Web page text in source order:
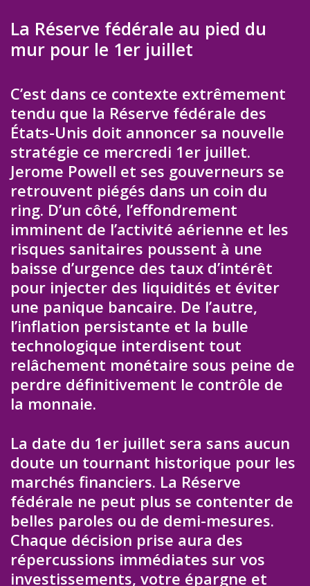
La Réserve fédérale au pied du
mur pour le 1er juillet
C’est dans ce contexte extrêmement
tendu que la Réserve fédérale des
États-Unis doit annoncer sa nouvelle
stratégie ce mercredi 1er juillet.
Jerome Powell et ses gouverneurs se
retrouvent piégés dans un coin du
ring. D’un côté, l’effondrement
imminent de l’activité aérienne et les
risques sanitaires poussent à une
baisse d’urgence des taux d’intérêt
pour injecter des liquidités et éviter
une panique bancaire. De l’autre,
l’inflation persistante et la bulle
technologique interdisent tout
relâchement monétaire sous peine de
perdre définitivement le contrôle de
la monnaie.
La date du 1er juillet sera sans aucun
doute un tournant historique pour les
marchés financiers. La Réserve
fédérale ne peut plus se contenter de
belles paroles ou de demi-mesures.
Chaque décision prise aura des
répercussions immédiates sur vos
investissements, votre épargne et